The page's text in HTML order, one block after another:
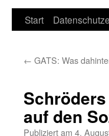
Springe
Inhalt
Start
← GATS: Was
auf den
Publiziert am 4.